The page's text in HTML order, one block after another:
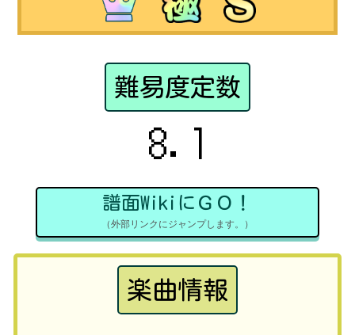
難易度定数
8.1
譜面WikiにＧＯ！
（外部リンクにジャンプします。）
楽曲情報